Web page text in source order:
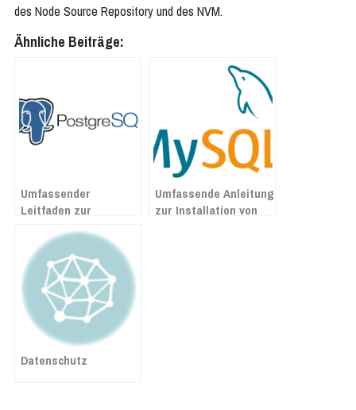
des Node Source Repository und des NVM.
Ähnliche Beiträge:
Umfassender
Leitfaden zur
Installation von
PostgreSQL auf
Debian 12 Bookworm
Umfassende Anleitung
zur Installation von
Datenschutz